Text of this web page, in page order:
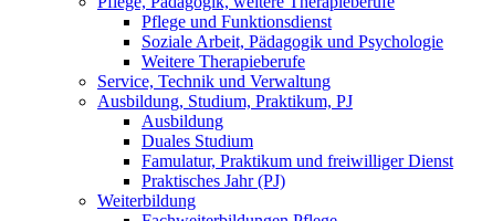
Pflege und Funktionsdienst
Soziale Arbeit, Pädagogik und Psychologie
Weitere Therapieberufe
Service, Technik und Verwaltung
Ausbildung, Studium, Praktikum, PJ
Ausbildung
Duales Studium
Famulatur, Praktikum und freiwilliger Dienst
Praktisches Jahr (PJ)
Weiterbildung